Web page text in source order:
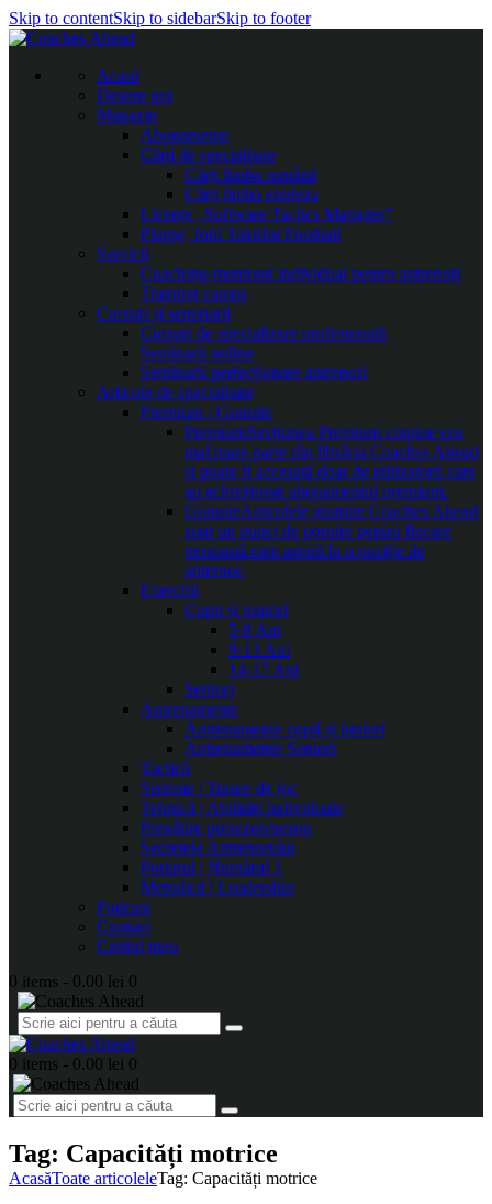
Skip to contentSkip to sidebarSkip to footer
Acasă
Despre noi
Magazin
Abonamente
Cărți de specialitate
Cărți limba română
Cărți limba engleza
Licențe „Software Tactics Manager”
Planșe, folii Taktifol Football
Servicii
Coaching-mentorat individual pentru antrenori
Training camps
Cursuri și seminarii
Cursuri de specializare profesională
Seminarii online
Seminarii perfecționare antrenori
Articole de specialitate
Premium / Gratuite
PremiumSecțiunea Premium conține cea
mai mare parte din librăria Coaches Ahead
și poate fi accesată doar de utilizatorii care
au achiziționat abonamentul premium.
GratuiteArticolele gratuite Coaches Ahead
sunt un punct de pornire pentru fiecare
persoană care aspiră la o poziție de
antrenor.
Exerciții
Copii și juniori
5-8 Ani
9-13 Ani
14-17 Ani
Seniori
Antrenamente
Antrenamente copii și juniori
Antrenamente Seniori
Tactică
Sisteme | Trasee de joc
Tehnică | Abilități individuale
Pregătire presezon/sezon
Secretele Antrenorului
Portarul | Numărul 1
Metodică | Leadership
Podcast
Contact
Contul meu
0 items - 0.00 lei 0
0 items - 0.00 lei 0
Tag: Capacități motrice
AcasăToate articoleleTag: Capacități motrice